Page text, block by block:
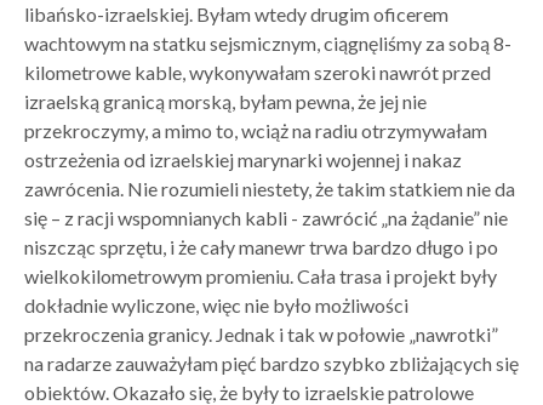
libańsko-izraelskiej. Byłam wtedy drugim oficerem
wachtowym na statku sejsmicznym, ciągnęliśmy za sobą 8-
kilometrowe kable, wykonywałam szeroki nawrót przed
izraelską granicą morską, byłam pewna, że jej nie
przekroczymy, a mimo to, wciąż na radiu otrzymywałam
ostrzeżenia od izraelskiej marynarki wojennej i nakaz
zawrócenia. Nie rozumieli niestety, że takim statkiem nie da
się – z racji wspomnianych kabli - zawrócić „na żądanie” nie
niszcząc sprzętu, i że cały manewr trwa bardzo długo i po
wielkokilometrowym promieniu. Cała trasa i projekt były
dokładnie wyliczone, więc nie było możliwości
przekroczenia granicy. Jednak i tak w połowie „nawrotki”
na radarze zauważyłam pięć bardzo szybko zbliżających się
obiektów. Okazało się, że były to izraelskie patrolowe